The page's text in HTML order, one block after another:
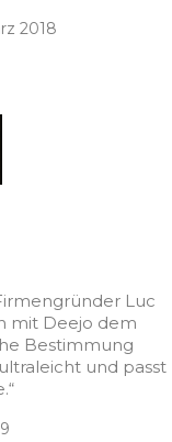
2018
Luc
mit Deejo dem
Bestimmung
und passt